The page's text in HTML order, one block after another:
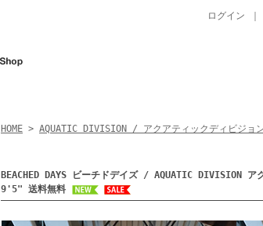
ログイン
HOME > AQUATIC DIVISION / アクアティックディビジョ
BEACHED DAYS ビーチドデイズ / AQUATIC DIVISION
9'5" 送料無料